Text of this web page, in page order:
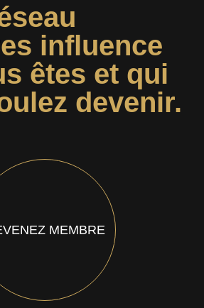
influence
êtes et qui
devenir.
MEMBRE